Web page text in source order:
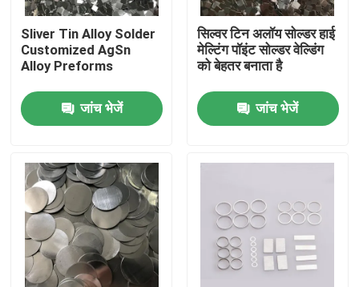
घर
उत्पादों
हमारे बारे में
Sliver Tin Alloy Solder
Customized AgSn
Alloy Preforms
जांच भेजें
सिल्वर टिन अलॉय सोल्डर हाई
मेल्टिंग पॉइंट सोल्डर वेल्डिंग
को बेहतर बनाता है
जांच भेजें